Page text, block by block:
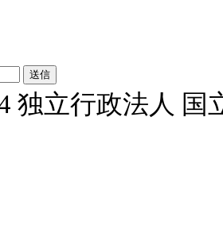
独立行政法人 国